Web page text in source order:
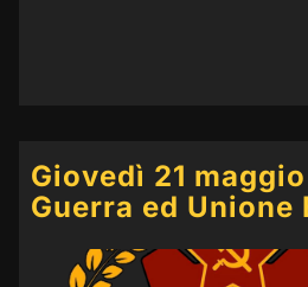
Giovedì 21
Guerra ed Unione